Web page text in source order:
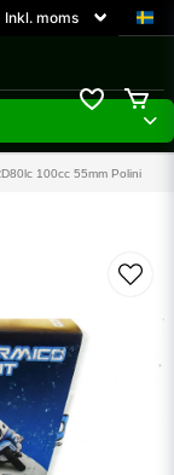
100cc 55mm Polini